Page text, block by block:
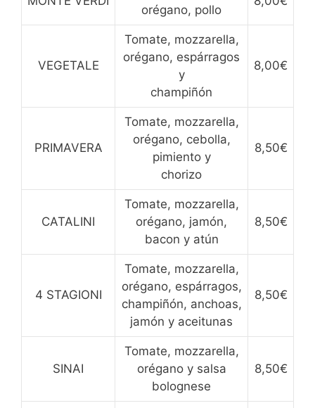
orégano, pollo
VEGETALE
Tomate, mozzarella,
orégano, espárragos
y
champiñón
8,00€
PRIMAVERA
Tomate, mozzarella,
orégano, cebolla,
pimiento y
chorizo
8,50€
CATALINI
Tomate, mozzarella,
orégano, jamón,
bacon y atún
8,50€
4 STAGIONI
Tomate, mozzarella,
orégano, espárragos,
champiñón, anchoas,
jamón y aceitunas
8,50€
SINAI
Tomate, mozzarella,
orégano y salsa
bolognese
8,50€